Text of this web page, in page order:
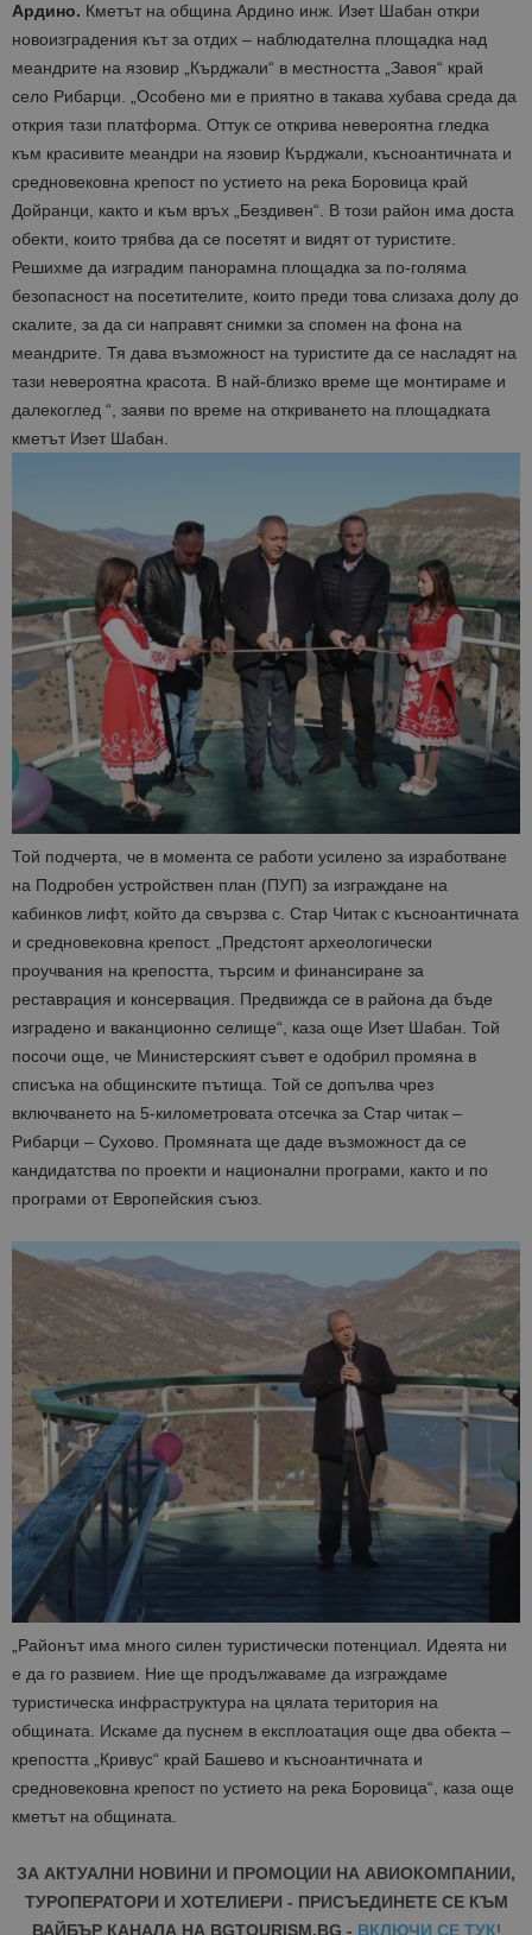
Ардино. Кметът на община Ардино инж. Изет Шабан откри
новоизградения кът за отдих – наблюдателна площадка над
меандрите на язовир „Кърджали“ в местността „Завоя“ край
село Рибарци. „Особено ми е приятно в такава хубава среда да
открия тази платформа. Оттук се открива невероятна гледка
към красивите меандри на язовир Кърджали, късноантичната и
средновековна крепост по устието на река Боровица край
Дойранци, както и към връх „Бездивен“. В този район има доста
обекти, които трябва да се посетят и видят от туристите.
Решихме да изградим панорамна площадка за по-голяма
безопасност на посетителите, които преди това слизаха долу до
скалите, за да си направят снимки за спомен на фона на
меандрите. Тя дава възможност на туристите да се насладят на
тази невероятна красота. В най-близко време ще монтираме и
далекоглед “, заяви по време на откриването на площадката
кметът Изет Шабан.
Той подчерта, че в момента се работи усилено за изработване
на Подробен устройствен план (ПУП) за изграждане на
кабинков лифт, който да свързва с. Стар Читак с късноантичната
и средновековна крепост. „Предстоят археологически
проучвания на крепостта, търсим и финансиране за
реставрация и консервация. Предвижда се в района да бъде
изградено и ваканционно селище“, каза още Изет Шабан. Той
посочи още, че Министерският съвет е одобрил промяна в
списъка на общинските пътища. Той се допълва чрез
включването на 5-километровата отсечка за Стар читак –
Рибарци – Сухово. Промяната ще даде възможност да се
кандидатства по проекти и национални програми, както и по
програми от Европейския съюз.
„Районът има много силен туристически потенциал. Идеята ни
е да го развием. Ние ще продължаваме да изграждаме
туристическа инфраструктура на цялата територия на
общината. Искаме да пуснем в експлоатация още два обекта –
крепостта „Кривус“ край Башево и късноантичната и
средновековна крепост по устието на река Боровица“, каза още
кметът на общината.
ЗА АКТУАЛНИ НОВИНИ И ПРОМОЦИИ НА АВИОКОМПАНИИ,
ТУРОПЕРАТОРИ И ХОТЕЛИЕРИ - ПРИСЪЕДИНЕТЕ СЕ КЪМ
ВАЙБЪР КАНАЛА НА BGTOURISM.BG - ВКЛЮЧИ СЕ ТУК!